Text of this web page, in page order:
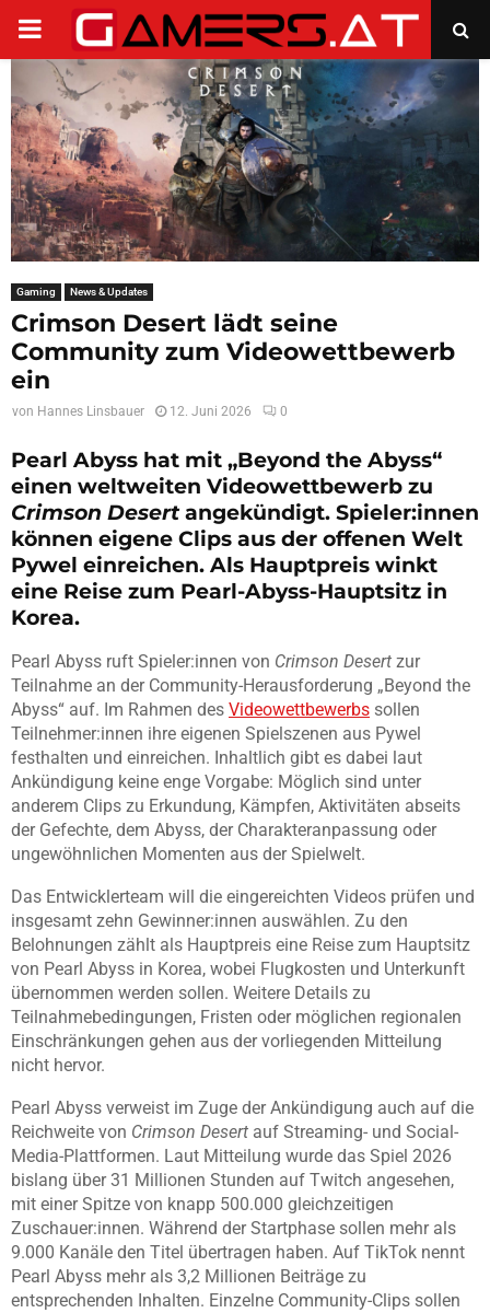
PRIMARY
MENU
Gaming News & Updates
Crimson Desert lädt seine
Community zum Videowettbewerb
ein
von Hannes Linsbauer 12. Juni 2026 0
Pearl Abyss hat mit „Beyond the Abyss“
einen weltweiten Videowettbewerb zu
Crimson Desertangekündigt. Spieler:innen
können eigene Clips aus der offenen Welt
Pywel einreichen. Als Hauptpreis winkt
eine Reise zum Pearl-Abyss-Hauptsitz in
Korea.
Pearl Abyss ruft Spieler:innen von Crimson Desert zur
Teilnahme an der Community-Herausforderung „Beyond the
Abyss“ auf. Im Rahmen des Videowettbewerbs sollen
Teilnehmer:innen ihre eigenen Spielszenen aus Pywel
festhalten und einreichen. Inhaltlich gibt es dabei laut
Ankündigung keine enge Vorgabe: Möglich sind unter
anderem Clips zu Erkundung, Kämpfen, Aktivitäten abseits
der Gefechte, dem Abyss, der Charakteranpassung oder
ungewöhnlichen Momenten aus der Spielwelt.
Das Entwicklerteam will die eingereichten Videos prüfen und
insgesamt zehn Gewinner:innen auswählen. Zu den
Belohnungen zählt als Hauptpreis eine Reise zum Hauptsitz
von Pearl Abyss in Korea, wobei Flugkosten und Unterkunft
übernommen werden sollen. Weitere Details zu
Teilnahmebedingungen, Fristen oder möglichen regionalen
Einschränkungen gehen aus der vorliegenden Mitteilung
nicht hervor.
Pearl Abyss verweist im Zuge der Ankündigung auch auf die
Reichweite von Crimson Desert auf Streaming- und Social-
Media-Plattformen. Laut Mitteilung wurde das Spiel 2026
bislang über 31 Millionen Stunden auf Twitch angesehen,
mit einer Spitze von knapp 500.000 gleichzeitigen
Zuschauer:innen. Während der Startphase sollen mehr als
9.000 Kanäle den Titel übertragen haben. Auf TikTok nennt
Pearl Abyss mehr als 3,2 Millionen Beiträge zu
entsprechenden Inhalten. Einzelne Community-Clips sollen